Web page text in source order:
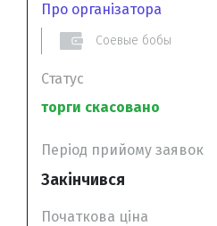
Про організатора
Соевые бобы
Статус
торги скасовано
Період прийому заявок
Закінчився
Початкова ціна